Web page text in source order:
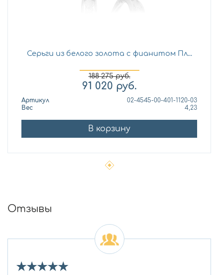
Серьги из белого золота с фианитом Пл...
188 275руб.
91 020 руб.
Артикул
02-4545-00-401-1120-03
Вес
4,23
В корзину
Отзывы
★★★★★